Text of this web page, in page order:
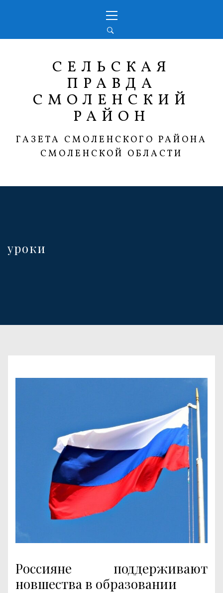
меню
СЕЛЬСКАЯ
ПРАВДА
СМОЛЕНСКИЙ
РАЙОН
ГАЗЕТА СМОЛЕНСКОГО РАЙОНА
СМОЛЕНСКОЙ ОБЛАСТИ
уроки
Россияне поддерживают
новшества в образовании